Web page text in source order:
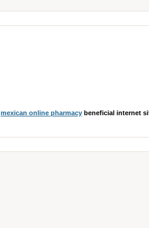
mexican online pharmacy beneficial internet